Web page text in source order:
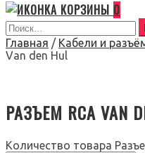
0
Главная / Кабели и
Van den Hul
РАЗЪЕМ RCA VAN
Количество товара